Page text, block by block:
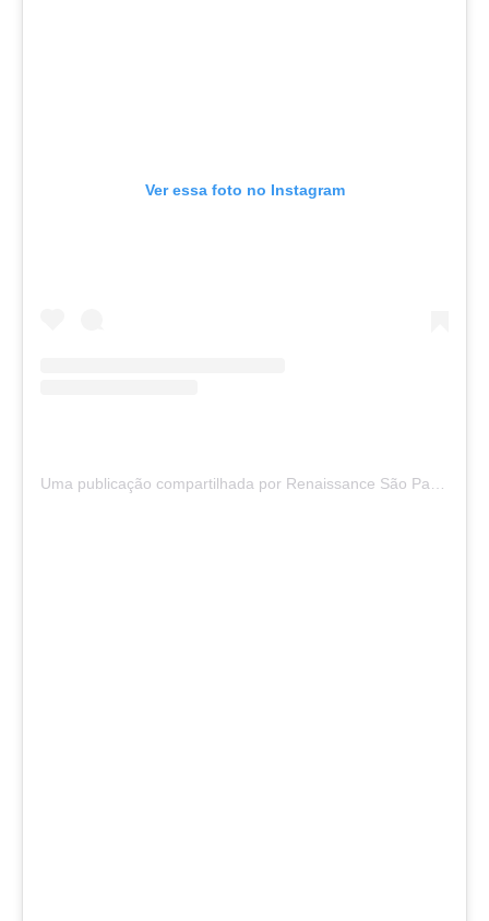
Ver essa foto no Instagram